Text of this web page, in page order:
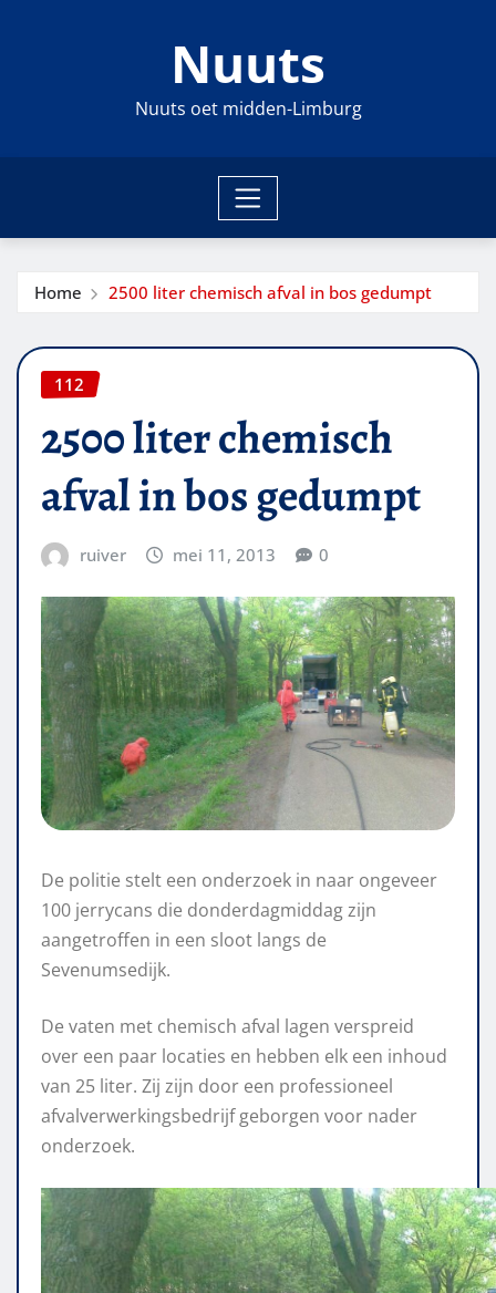
Nuuts
Nuuts oet midden-Limburg
Home 2500 liter chemisch afval in bos gedumpt
112
2500 liter chemisch
afval in bos gedumpt
ruiver mei 11, 2013 0
De politie stelt een onderzoek in naar ongeveer
100 jerrycans die donderdagmiddag zijn
aangetroffen in een sloot langs de
Sevenumsedijk.
De vaten met chemisch afval lagen verspreid
over een paar locaties en hebben elk een inhoud
van 25 liter. Zij zijn door een professioneel
afvalverwerkingsbedrijf geborgen voor nader
onderzoek.